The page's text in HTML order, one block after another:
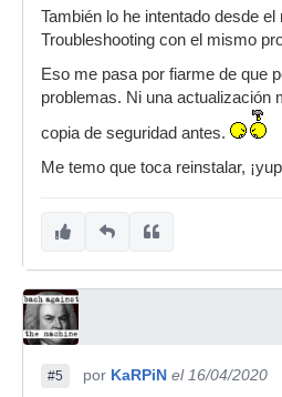
También lo he intentado desde
Troubleshooting con el mismo
Eso me pasa por fiarme de que
problemas. Ni una actualización
copia de seguridad antes.
Me temo que toca reinstalar,
#5 por KaRPiN el 16/04/2020